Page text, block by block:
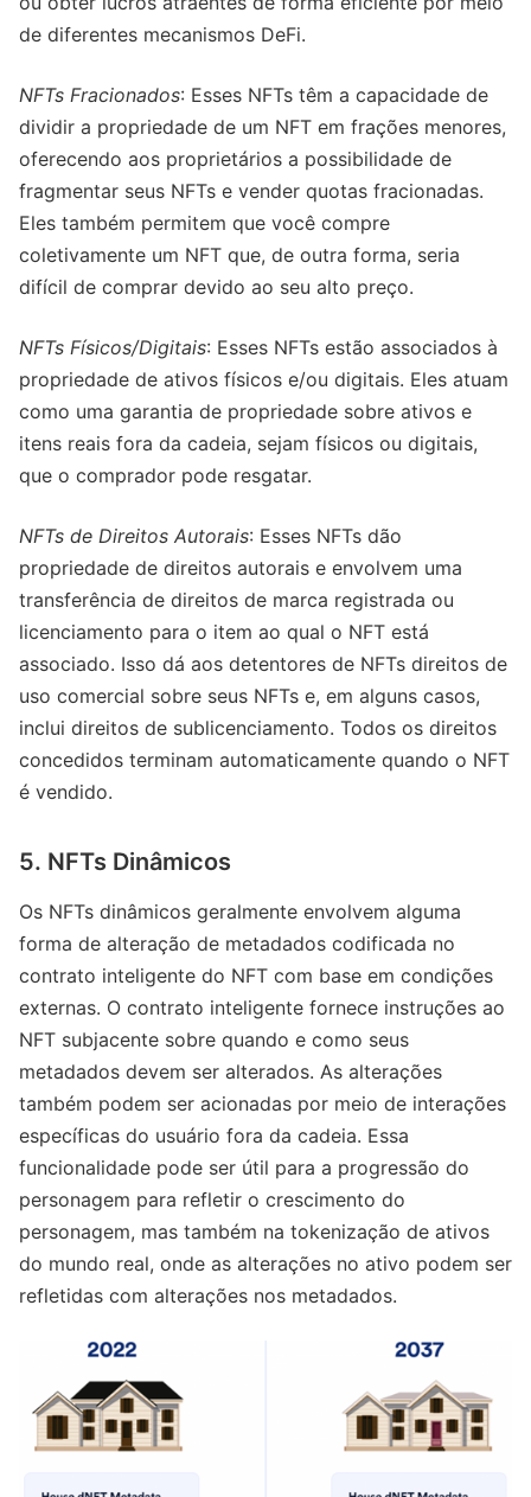
de diferentes mecanismos DeFi.
NFTs Fracionados: Esses NFTs têm a capacidade de
dividir a propriedade de um NFT em frações menores,
oferecendo aos proprietários a possibilidade de
fragmentar seus NFTs e vender quotas fracionadas.
Eles também permitem que você compre
coletivamente um NFT que, de outra forma, seria
difícil de comprar devido ao seu alto preço.
NFTs Físicos/Digitais: Esses NFTs estão associados à
propriedade de ativos físicos e/ou digitais. Eles atuam
como uma garantia de propriedade sobre ativos e
itens reais fora da cadeia, sejam físicos ou digitais,
que o comprador pode resgatar.
NFTs de Direitos Autorais: Esses NFTs dão
propriedade de direitos autorais e envolvem uma
transferência de direitos de marca registrada ou
licenciamento para o item ao qual o NFT está
associado. Isso dá aos detentores de NFTs direitos de
uso comercial sobre seus NFTs e, em alguns casos,
inclui direitos de sublicenciamento. Todos os direitos
concedidos terminam automaticamente quando o NFT
é vendido.
5. NFTs Dinâmicos
Os NFTs dinâmicos geralmente envolvem alguma
forma de alteração de metadados codificada no
contrato inteligente do NFT com base em condições
externas. O contrato inteligente fornece instruções ao
NFT subjacente sobre quando e como seus
metadados devem ser alterados. As alterações
também podem ser acionadas por meio de interações
específicas do usuário fora da cadeia. Essa
funcionalidade pode ser útil para a progressão do
personagem para refletir o crescimento do
personagem, mas também na tokenização de ativos
do mundo real, onde as alterações no ativo podem ser
refletidas com alterações nos metadados.